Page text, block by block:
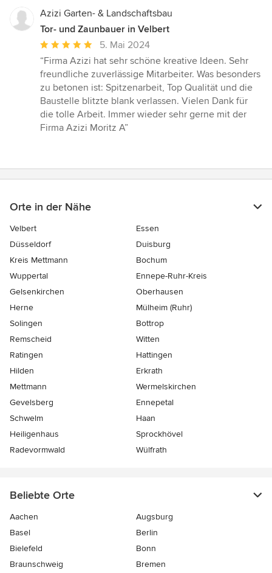
Azizi Garten- & Landschaftsbau
Tor- und Zaunbauer in Velbert
Durchschnittliche
Bewertung:
5
von
5
Sternen
5. Mai 2024
“Firma Azizi hat sehr schöne kreative Ideen. Sehr
freundliche zuverlässige Mitarbeiter. Was besonders
zu betonen ist: Spitzenarbeit, Top Qualität und die
Baustelle blitzte blank verlassen. Vielen Dank für
die tolle Arbeit. Immer wieder sehr gerne mit der
Firma Azizi Moritz A”
Orte in der Nähe
Velbert
Essen
Düsseldorf
Duisburg
Kreis Mettmann
Bochum
Wuppertal
Ennepe-Ruhr-Kreis
Gelsenkirchen
Oberhausen
Herne
Mülheim (Ruhr)
Solingen
Bottrop
Remscheid
Witten
Ratingen
Hattingen
Hilden
Erkrath
Mettmann
Wermelskirchen
Gevelsberg
Ennepetal
Schwelm
Haan
Heiligenhaus
Sprockhövel
Radevormwald
Wülfrath
Beliebte Orte
Aachen
Augsburg
Basel
Berlin
Bielefeld
Bonn
Braunschweig
Bremen